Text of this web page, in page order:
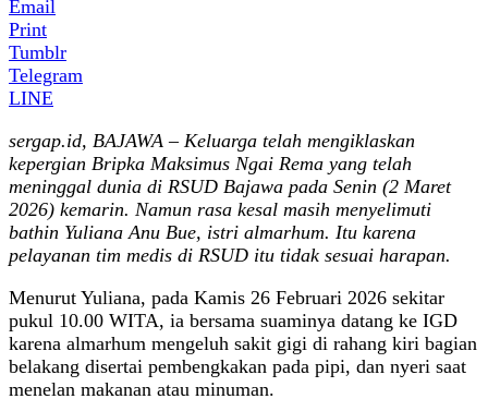
Email
Print
Tumblr
Telegram
LINE
sergap.id, BAJAWA – Keluarga telah mengiklaskan
kepergian Bripka Maksimus Ngai Rema yang telah
meninggal dunia di RSUD Bajawa pada Senin (2 Maret
2026) kemarin. Namun rasa kesal masih menyelimuti
bathin Yuliana Anu Bue, istri almarhum. Itu karena
pelayanan tim medis di RSUD itu tidak sesuai harapan.
Menurut Yuliana, pada Kamis 26 Februari 2026 sekitar
pukul 10.00 WITA, ia bersama suaminya datang ke IGD
karena almarhum mengeluh sakit gigi di rahang kiri bagian
belakang disertai pembengkakan pada pipi, dan nyeri saat
menelan makanan atau minuman.